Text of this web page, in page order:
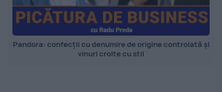
Pandora: confecții cu denumire de origine controlată și
vinuri croite cu stil